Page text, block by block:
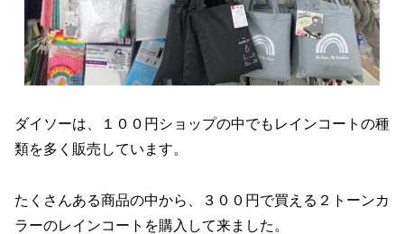
ダイソーは、１００円ショップの中でもレインコートの種
類を多く販売しています。
たくさんある商品の中から、３００円で買える２トーンカ
ラーのレインコートを購入して来ました。